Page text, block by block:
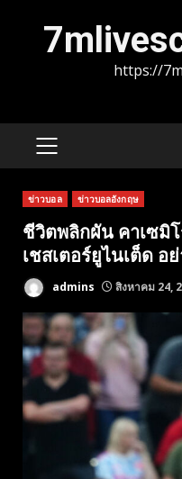
https://
PRIMARY
ข่าวบอล ข่าวบอลอังกฤษ
ชีวิตพลิกผัน คาเซมิ
เชสเตอร์ยูไนเต็ด อ
admins สิงหาคม 24,